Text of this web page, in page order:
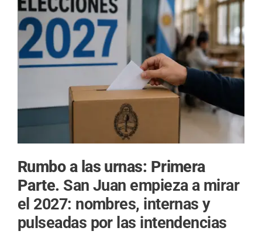
Rumbo a las urnas: Primera
Parte. San Juan empieza a mirar
el 2027: nombres, internas y
pulseadas por las intendencias